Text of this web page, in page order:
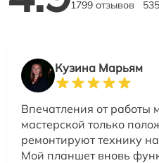
1799 отзывов
Кузина Марьям
Впечатления от работы
мастерской только
ремонтируют технику
Мой планшет вновь